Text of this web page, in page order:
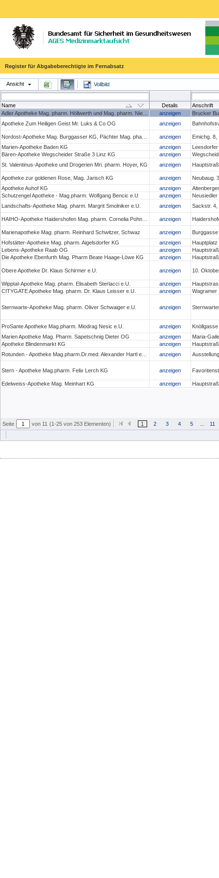
Register für Abgabeberechtigte im Fernabsatz
Ansicht Vollbild
Name Details
Anschrift
anzeigen
Brucker
Apotheke Zum Heiligen Geist Mr. Luks & Co OG
anzeigen
anzeigen
Emichg. 8,
Marien-Apotheke Baden KG
anzeigen
Bären-Apotheke Wegscheider Straße 3 Linz KG
anzeigen
St. Valentinus-Apotheke und Drogerien Mri. pharm. Hoyer, KG
anzeigen
Apotheke zur goldenen Rose, Mag. Jarisch KG anzeigen
Neubaug.
Apotheke Auhof KG
anzeigen
Schutzengel Apotheke - Mag.pharm. Wolfgang Bencic e.U
anzeigen
Landschafts-Apotheke Mag. pharm. Margrit Smolniker e.U.
anzeigen Sackstr. 4,
anzeigen
Marienapotheke Mag. pharm. Reinhard Schwitzer, Schwaz anzeigen
Hofstätter-Apotheke Mag. pharm. Aigelsdorfer KG
anzeigen
Lebens-Apotheke Raab OG
anzeigen
Die Apotheke Ebenfurth Mag. Pharm Beate Haage-Löwe KG
anzeigen
Obere Apotheke Dr. Klaus Schirmer e.U. anzeigen 10.
Wipptal-Apotheke Mag. pharm. Elisabeth Sterlacci e.U. anzeigen
CITYGATE Apotheke Mag. pharm. Dr. Klaus Leisser e.U.
anzeigen Wagramer
Sternwarte-Apotheke Mag. pharm. Oliver Schwaiger e.U. anzeigen
ProSante Apotheke Mag.pharm. Miodrag Nesic e.U. anzeigen
Marien Apotheke Mag. Pharm. Sapetschnig Dieter OG
anzeigen
Maria-
Apotheke Blindenmarkt KG
anzeigen
anzeigen
Stern - Apotheke Mag.pharm. Felix Lerch KG anzeigen
Edelweiss-Apotheke Mag. Meinhart KG anzeigen
Seite von 11 (1-25 von 253 Elementen) 1 2 3 4 5 11